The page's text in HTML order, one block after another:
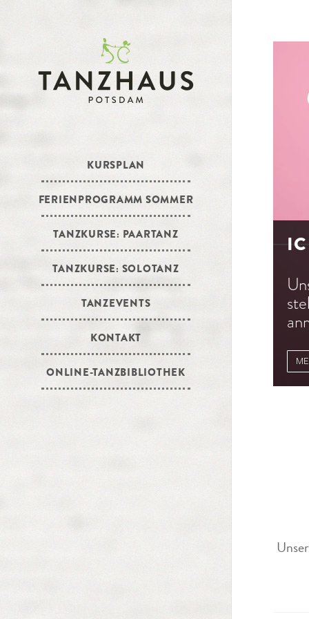
KURSPLAN
FERIENPROGRAMM SOMMER
TANZKURSE: PAARTANZ
TANZKURSE: SOLOTANZ
TANZEVENTS
KONTAKT
ONLINE-TANZBIBLIOTHEK